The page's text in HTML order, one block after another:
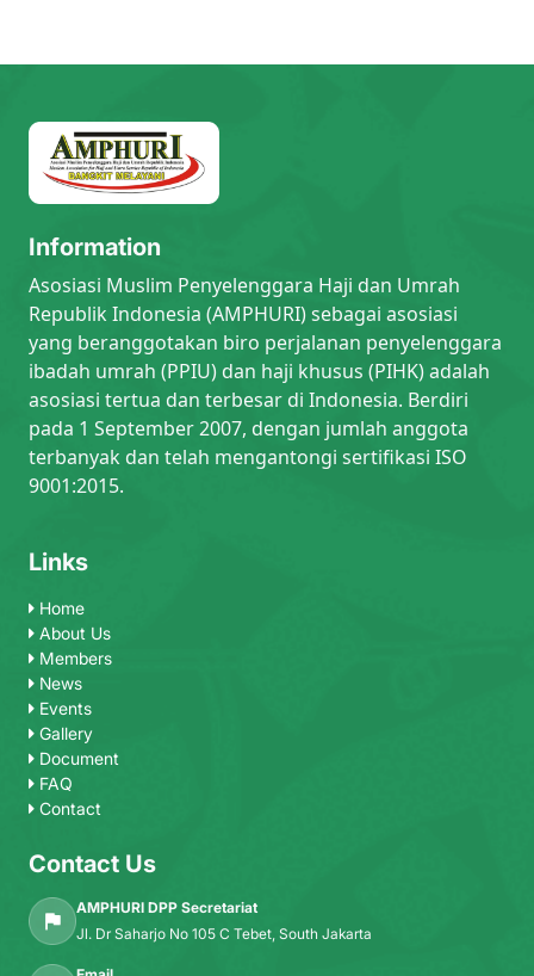
Information
Asosiasi Muslim Penyelenggara Haji dan Umrah
Republik Indonesia (AMPHURI) sebagai asosiasi
yang beranggotakan biro perjalanan penyelenggara
ibadah umrah (PPIU) dan haji khusus (PIHK) adalah
asosiasi tertua dan terbesar di Indonesia. Berdiri
pada 1 September 2007, dengan jumlah anggota
terbanyak dan telah mengantongi sertifikasi ISO
9001:2015.
Links
Home
About Us
Members
News
Events
Gallery
Document
FAQ
Contact
Contact Us
AMPHURI DPP Secretariat
Jl. Dr Saharjo No 105 C Tebet, South Jakarta